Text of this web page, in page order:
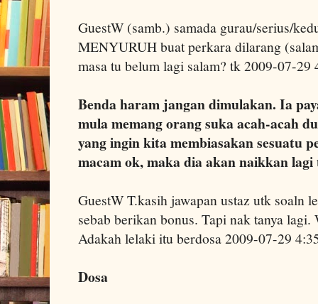
GuestW (samb.) samada gurau/serius/
MENYURUH buat perkara dilarang
masa tu belum lagi salam? tk 2009-07-29
Benda haram jangan dimulakan. Ia
mula memang orang suka acah-acah
yang ingin kita membiasakan sesuatu
macam ok, maka dia akan naikkan
GuestW T.kasih jawapan ustaz utk soaln
sebab berikan bonus. Tapi nak tanya
Adakah lelaki itu berdosa 2009-07-29
Dosa